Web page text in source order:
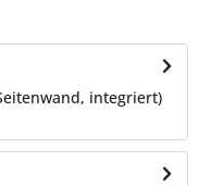
integriert)